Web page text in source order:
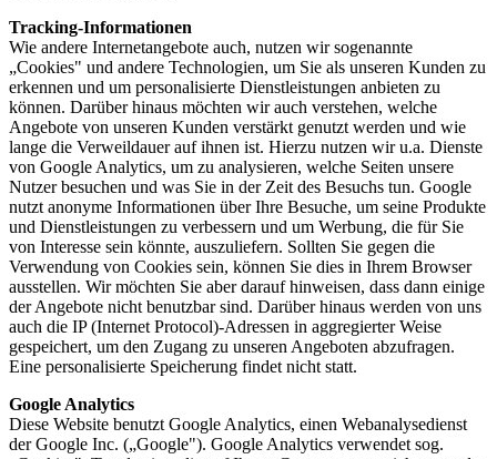
Tracking-Informationen
Wie andere Internetangebote auch, nutzen wir sogenannte
„Cookies" und andere Technologien, um Sie als unseren Kunden zu
erkennen und um personalisierte Dienstleistungen anbieten zu
können. Darüber hinaus möchten wir auch verstehen, welche
Angebote von unseren Kunden verstärkt genutzt werden und wie
lange die Verweildauer auf ihnen ist. Hierzu nutzen wir u.a. Dienste
von Google Analytics, um zu analysieren, welche Seiten unsere
Nutzer besuchen und was Sie in der Zeit des Besuchs tun. Google
nutzt anonyme Informationen über Ihre Besuche, um seine Produkte
und Dienstleistungen zu verbessern und um Werbung, die für Sie
von Interesse sein könnte, auszuliefern. Sollten Sie gegen die
Verwendung von Cookies sein, können Sie dies in Ihrem Browser
ausstellen. Wir möchten Sie aber darauf hinweisen, dass dann einige
der Angebote nicht benutzbar sind. Darüber hinaus werden von uns
auch die IP (Internet Protocol)-Adressen in aggregierter Weise
gespeichert, um den Zugang zu unseren Angeboten abzufragen.
Eine personalisierte Speicherung findet nicht statt.
Google Analytics
Diese Website benutzt Google Analytics, einen Webanalysedienst
der Google Inc. („Google"). Google Analytics verwendet sog.